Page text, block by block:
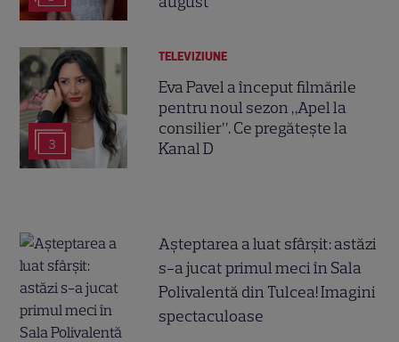
3
TELEVIZIUNE
Eva Pavel a început filmările
pentru noul sezon „Apel la
consilier”. Ce pregătește la
Kanal D
Așteptarea a luat sfârșit: astăzi
s-a jucat primul meci în Sala
Polivalentă din Tulcea! Imagini
spectaculoase